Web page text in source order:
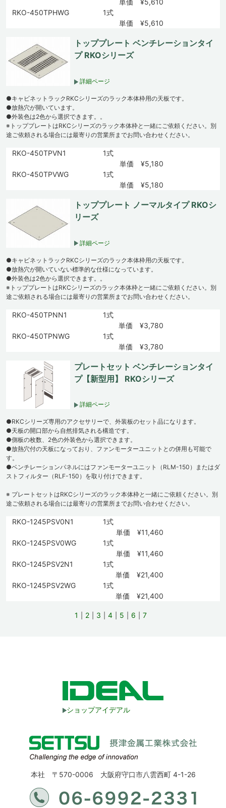
単価 ¥5,610
RKO-450TPHWG
1式
単価 ¥5,610
トッププレート ベンチレーションタイ
プ RKOシリーズ
詳細ページ
●キャビネットラックRKCシリーズのラック本体枠用の天板です。
●放熱穴が開いています。
●外装色は2色から選択できます。。
※トッププレートはRKCシリーズのラック本体枠と一緒にご依頼ください。別
途ご依頼される場合には最寄りの営業所までお問い合わせください。
RKO-450TPVN1
1式
単価 ¥5,180
RKO-450TPVWG
1式
単価 ¥5,180
トッププレート ノーマルタイプ RKOシ
リーズ
詳細ページ
●キャビネットラックRKCシリーズのラック本体枠用の天板です。
●放熱穴が開いていない標準的な仕様になっています。
●外装色は2色から選択できます。。
※トッププレートはRKCシリーズのラック本体枠と一緒にご依頼ください。別
途ご依頼される場合には最寄りの営業所までお問い合わせください。
RKO-450TPNN1
1式
単価 ¥3,780
RKO-450TPNWG
1式
単価 ¥3,780
プレートセット ベンチレーションタイ
プ【新型用】 RKOシリーズ
詳細ページ
●RKCシリーズ専用のアクセサリーで、外装板のセット品になります。
●天板の開口部から自然排気される構造です。
●側板の枚数、2色の外装色から選択できます。
●放熱穴付の天板になっており、ファンモーターユニットとの併用も可能で
す。
●ベンチレーションパネルにはファンモーターユニット（RLM-150）またはダ
ストフィルター（RLF-150）を取り付けできます。
※ プレートセットはRKCシリーズのラック本体枠と一緒にご依頼ください。別
途ご依頼される場合には最寄りの営業所までお問い合わせください。
RKO-1245PSV0N1
1式
単価 ¥11,460
RKO-1245PSV0WG
1式
単価 ¥11,460
RKO-1245PSV2N1
1式
単価 ¥21,400
RKO-1245PSV2WG
1式
単価 ¥21,400
1 2 3 4 5 6 7
ショップアイデアル
本社 〒570-0006 大阪府守口市八雲西町 4-1-26